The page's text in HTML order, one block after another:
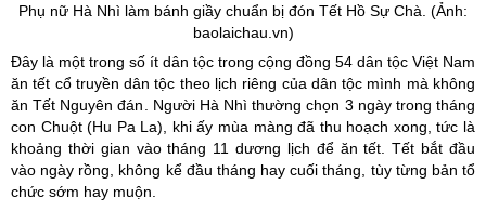
Phụ nữ Hà Nhì làm bánh giầy chuẩn bị đón Tết Hồ Sự Chà. (Ảnh:
baolaichau.vn)
Đây là một trong số ít dân tộc trong cộng đồng 54 dân tộc Việt Nam
ăn tết cổ truyền dân tộc theo lịch riêng của dân tộc mình mà không
ăn Tết Nguyên đán. Người Hà Nhì thường chọn 3 ngày trong tháng
con Chuột (Hu Pa La), khi ấy mùa màng đã thu hoạch xong, tức là
khoảng thời gian vào tháng 11 dương lịch để ăn tết. Tết bắt đầu
vào ngày rồng, không kể đầu tháng hay cuối tháng, tùy từng bản tổ
chức sớm hay muộn.